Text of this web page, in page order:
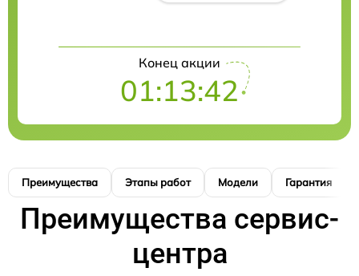
Конец акции
01:13:41
Преимущества Этапы работ Модели Гарантия
Преимущества сервис-
центра